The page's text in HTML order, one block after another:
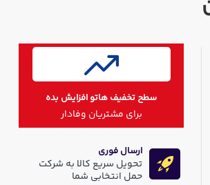
سطح تخفیف هاتو افزایش بده
برای مشتریان وفادار
ارسال فوری
تحویل سریع کالا به شرکت
حمل انتخابی شما